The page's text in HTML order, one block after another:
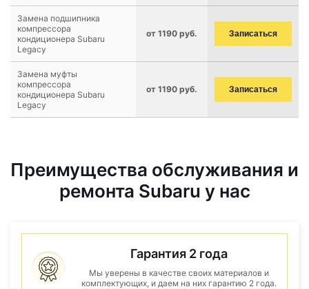
Замена подшипника
компрессора
кондиционера Subaru
Legacy
от 1190 руб. Записаться
Замена муфты
компрессора
кондиционера Subaru
Legacy
от 1190 руб. Записаться
Преимущества обслуживания и
ремонта Subaru у нас
Гарантия 2 года
Мы уверены в качестве своих материалов и
комплектующих, и даем на них гарантию 2 года.